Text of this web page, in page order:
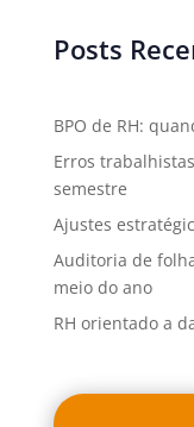
Posts
BPO de RH:
Erros
semestre
Ajustes
Auditoria de
meio do ano
RH orientado a